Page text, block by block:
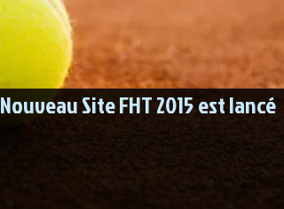
Nouveau Site FHT 2015 est lancé